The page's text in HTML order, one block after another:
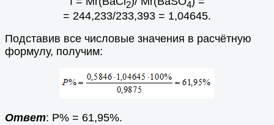
2 4
= 244,233/233,393 = 1,04645.
Подставив все числовые значения в расчётную
формулу, получим:
Ответ: Р% = 61,95%.